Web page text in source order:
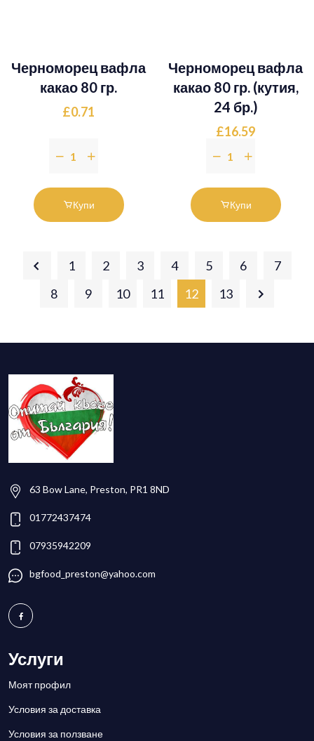
Черноморец вафла
какао 80 гр.
£0.71
Купи
Черноморец вафла
какао 80 гр. (кутия,
24 бр.)
£16.59
Купи
1 2 3 4 5 6
7
8
9 10 11 12 13
63 Bow Lane, Preston, PR1 8ND
01772437474
07935942209
bgfood_preston@yahoo.com
Услуги
Моят профил
Условия за доставка
Условия за ползване